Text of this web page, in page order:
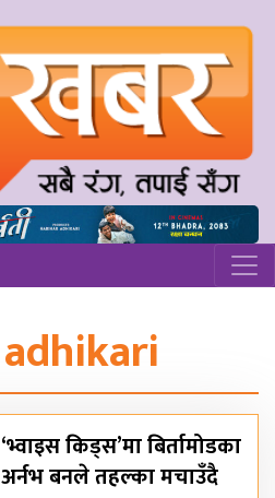
‘भ्वाइस किड्स’मा बिर्तामोडका
अर्नभ बनले तहल्का मचाउँदै